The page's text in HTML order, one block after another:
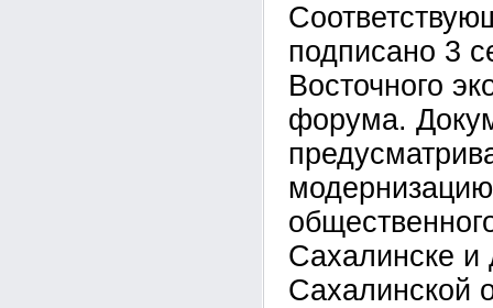
подписано 3
Восточного
форума.
Сахалинске и
Сахалинской